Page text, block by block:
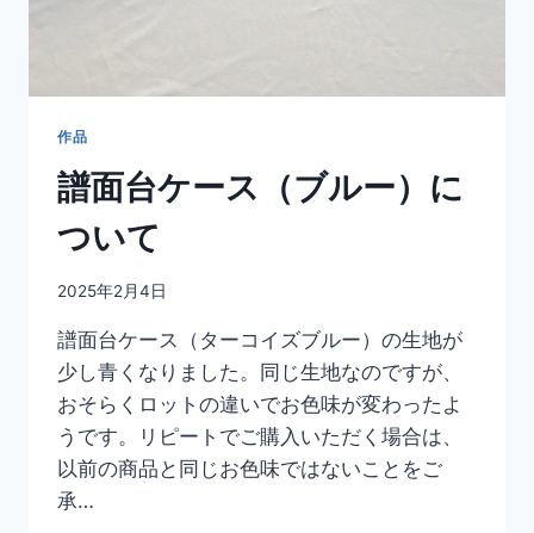
作品
譜面台ケース（ブルー）に
ついて
2025年2月4日
譜面台ケース（ターコイズブルー）の生地が
少し青くなりました。同じ生地なのですが、
おそらくロットの違いでお色味が変わったよ
うです。リピートでご購入いただく場合は、
以前の商品と同じお色味ではないことをご
承…